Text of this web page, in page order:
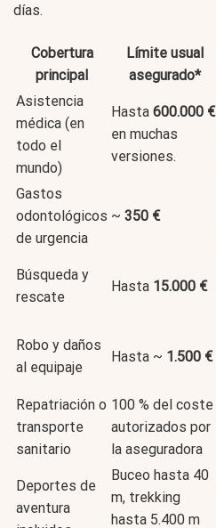
días.
Cobertura
principal
Límite usual
asegurado*
Asistencia
médica (en
todo el
mundo)
Hasta 600.000 €
en muchas
versiones.
Gastos
odontológicos
de urgencia
~ 350 €
Búsqueda y
rescate
Hasta 15.000 €
Robo y daños
al equipaje
Hasta ~ 1.500 €
Repatriación o
transporte
sanitario
100 % del coste
autorizados por
la aseguradora
Deportes de
aventura
Buceo hasta 40
m, trekking
hasta 5.400 m